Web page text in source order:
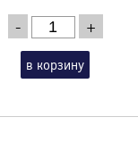
- +
в корзину